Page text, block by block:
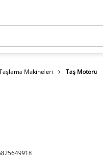
Makineleri Taş Motoru